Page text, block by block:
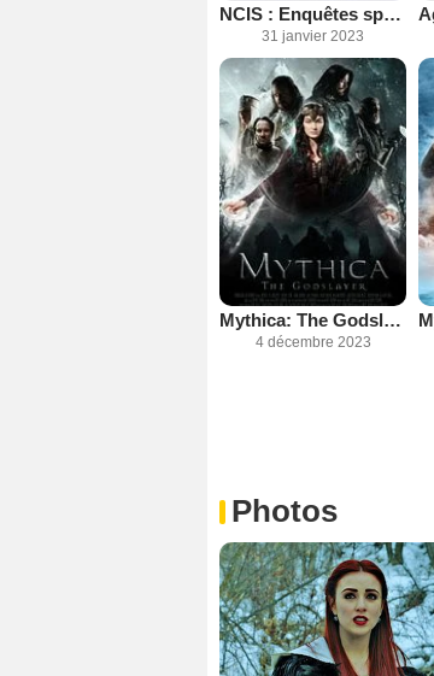
NCIS : Enquêtes spéciales
31 janvier 2023
Mythica: The Godslayer
4 décembre 2023
Photos